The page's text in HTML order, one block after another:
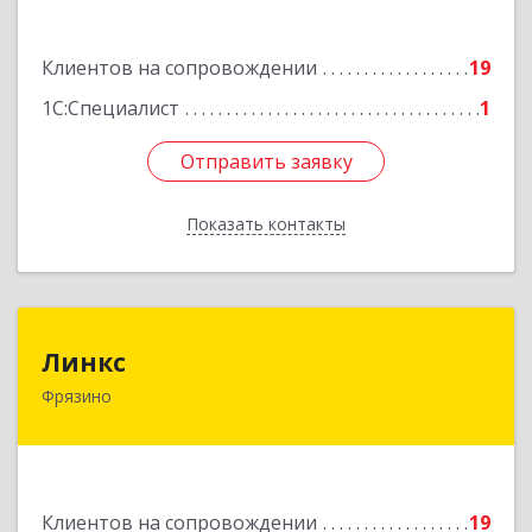
Клиентов на сопровождении
19
1С:Специалист
1
Отправить заявку
Показать контакты
Подробнее
Отправить заявку
Назад
Линкс
Фрязино
Клиентов на сопровождении
19
141190, Московская обл, Фрязино г, Заводской